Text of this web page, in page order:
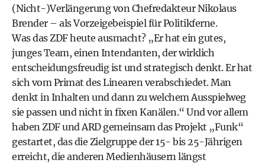
(Nicht-)Verlängerung von Chefredakteur Nikolaus
Brender – als Vorzeigebeispiel für Politikferne.
Was das ZDF heute ausmacht? „Er hat ein gutes,
junges Team, einen Intendanten, der wirklich
entscheidungsfreudig ist und strategisch denkt. Er hat
sich vom Primat des Linearen verabschiedet. Man
denkt in Inhalten und dann zu welchem Ausspielweg
sie passen und nicht in fixen Kanälen.“ Und vor allem
haben ZDF und ARD gemeinsam das Projekt „Funk“
gestartet, das die Zielgruppe der 15- bis 25-Jährigen
erreicht, die anderen Medienhäusern längst